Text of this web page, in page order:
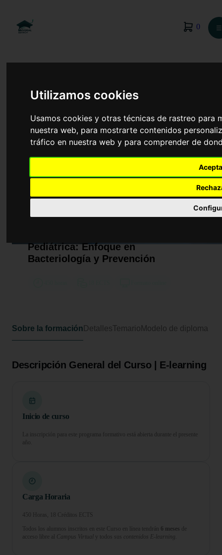
Utilizamos cookies
Usamos cookies y otras técnicas de rastreo para
nuestra web, para mostrarte contenidos
tráfico en nuestra web y para comprender de
0 ☰
Pediátrica: Enfoque en
Bacteriología y Prevención
Sobre la formación DetallesTemario Modelo de diploma
Descripción General del Curso | E-learning
Inicio de curso
La inscripción para este programa formativo está abierta durante el presente
año.
Carga Horaria
450 Horas, 18 Créditos ECTS
Todos los alumnos inscritos en este Curso en línea tendrán 6 meses de
acceso libre al Campus Virtual y todos sus contenidos E-learning.